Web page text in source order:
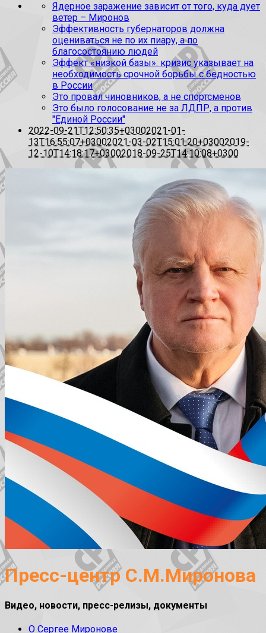
Ядерное заражение зависит от того, куда дует
ветер – Миронов
Эффективность губернаторов должна
оцениваться не по их пиару, а по
благосостоянию людей
Эффект «низкой базы»: кризис указывает на
необходимость срочной борьбы с бедностью
в России
Это провал чиновников, а не спортсменов
Это было голосование не за ЛДПР, а против
"Единой России"
2022-09-21T12:50:35+03002021-01-
13T16:55:07+03002021-03-02T15:01:20+03002019-
12-10T14:18:17+03002018-09-25T14:10:08+0300
Пресс-центр С.М.Миронова
Видео, новости, пресс-релизы, документы
О Сергее Миронове